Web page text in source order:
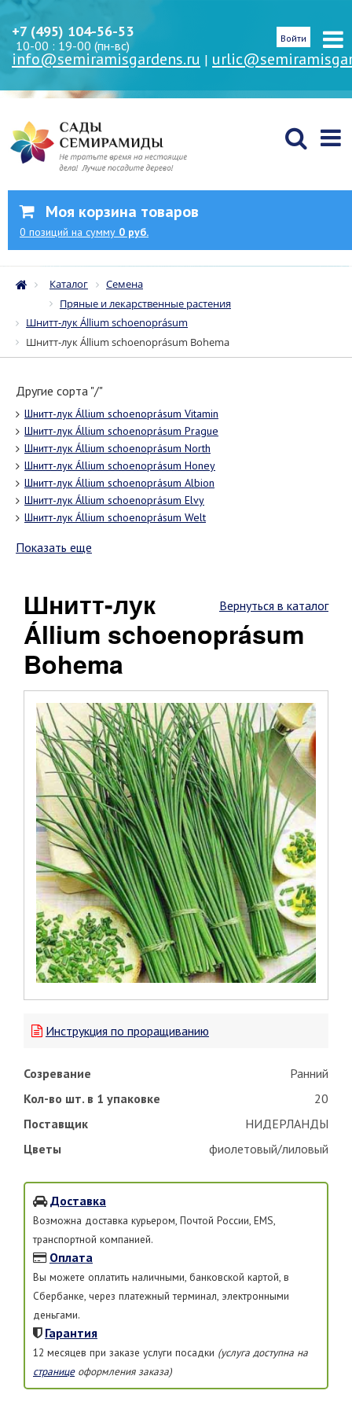
+7 (495) 104-56-53
10-00 : 19-00 (пн-вс)
info@semiramisgardens.ru |
Войти
Моя корзина товаров
0 позиций на сумму 0 руб.
Каталог
Семена
Пряные и лекарственные растения
Шнитт-лук Állium schoenoprásum
Шнитт-лук Állium schoenoprásum Bohema
Другие сорта "/"
Шнитт-лук Állium schoenoprásum Vitamin
Шнитт-лук Állium schoenoprásum Prague
Шнитт-лук Állium schoenoprásum North
Шнитт-лук Állium schoenoprásum Honey
Шнитт-лук Állium schoenoprásum Albion
Шнитт-лук Állium schoenoprásum Elvy
Шнитт-лук Állium schoenoprásum Welt
Показать еще
Вернуться в каталог
Шнитт-лук
Állium schoenoprásum
Bohema
Инструкция по проращиванию
Созревание
Ранний
Кол-во шт. в 1 упаковке
20
Поставщик
НИДЕРЛАНДЫ
Цветы
фиолетовый/лиловый
Доставка
Возможна доставка курьером, Почтой России, EMS,
транспортной компанией.
Оплата
Вы можете оплатить наличными, банковской картой, в
Сбербанке, через платежный терминал, электронными
деньгами.
Гарантия
12 месяцев при заказе услуги посадки (услуга доступна на
страницеоформления заказа)